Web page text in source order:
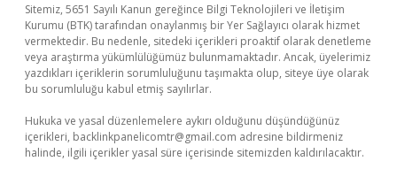
Sitemiz, 5651 Sayılı Kanun gereğince Bilgi Teknolojileri ve İletişim
Kurumu (BTK) tarafından onaylanmış bir Yer Sağlayıcı olarak hizmet
vermektedir. Bu nedenle, sitedeki içerikleri proaktif olarak denetleme
veya araştırma yükümlülüğümüz bulunmamaktadır. Ancak, üyelerimiz
yazdıkları içeriklerin sorumluluğunu taşımakta olup, siteye üye olarak
bu sorumluluğu kabul etmiş sayılırlar.
Hukuka ve yasal düzenlemelere aykırı olduğunu düşündüğünüz
içerikleri, backlinkpanelicomtr@gmail.com adresine bildirmeniz
halinde, ilgili içerikler yasal süre içerisinde sitemizden kaldırılacaktır.